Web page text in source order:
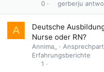
0
gerberju
A
Deutsche
Nurse oder RN?
Annima_
Erfahrungsberichte
1